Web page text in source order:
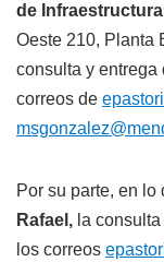
de
Oeste 210, Planta
consulta y
correos de
Por su parte, en lo
Rafael, la
los correos